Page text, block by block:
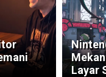
Layar